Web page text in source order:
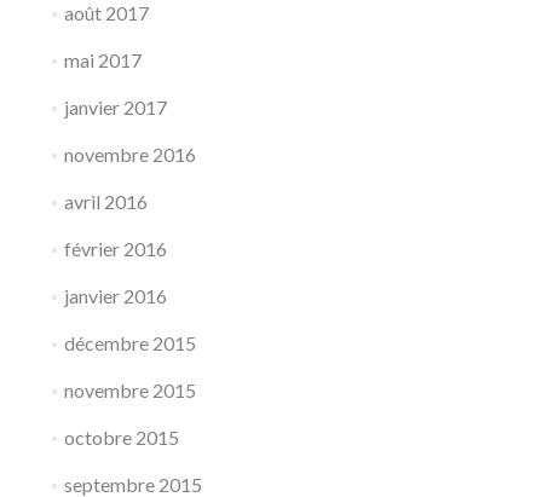
août 2017
mai 2017
janvier 2017
novembre 2016
avril 2016
février 2016
janvier 2016
décembre 2015
novembre 2015
octobre 2015
septembre 2015